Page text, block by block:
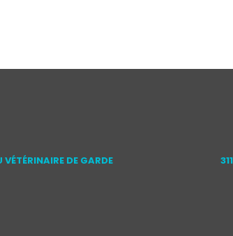
VÉTÉRINAIRE DE GARDE